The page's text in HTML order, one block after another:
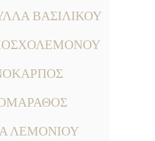
ΒΑΣΙΛΙΚΟΥ
ΛΕΜΟΝΙΟΥ